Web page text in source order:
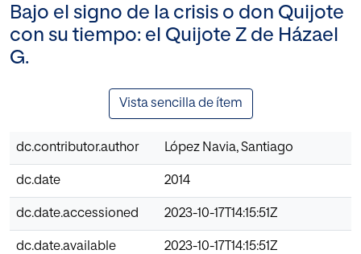
Bajo el signo de la crisis o don Quijote
con su tiempo: el Quijote Z de Házael
G.
Vista sencilla de ítem
dc.contributor.author López Navia, Santiago
dc.date 2014
dc.date.accessioned 2023-10-17T14:15:51Z
dc.date.available 2023-10-17T14:15:51Z